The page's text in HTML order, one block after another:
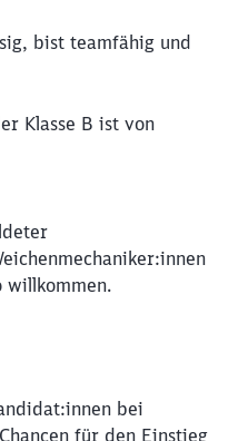
bist teamfähig und
Klasse B ist von
willkommen.
bei
für den Einstieg